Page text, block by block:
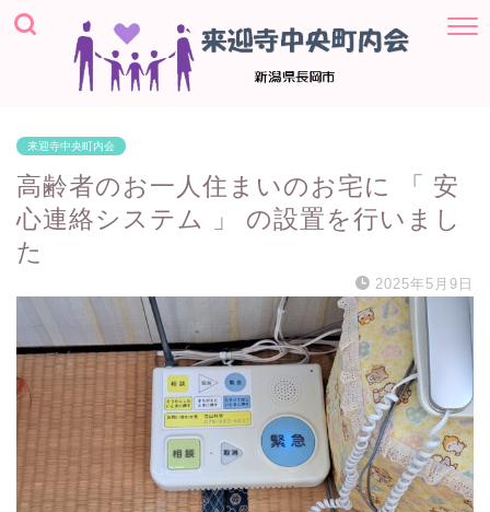
来迎寺中央町内会
高齢者のお一人住まいのお宅に 「 安
心連絡システム 」 の設置を行いまし
た
2025年5月9日